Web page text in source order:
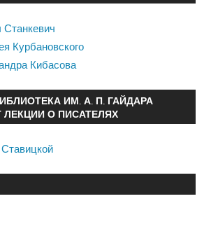
Курбановского
Кибасова
ИМ. А. П. ГАЙДАРА
ЛЕКЦИИ О ПИСАТЕЛЯХ